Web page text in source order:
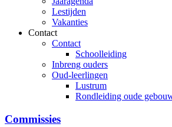
Lestijden
Vakanties
Contact
Contact
Schoolleiding
Inbreng ouders
Oud-leerlingen
Lustrum
Rondleiding oude
Commissies